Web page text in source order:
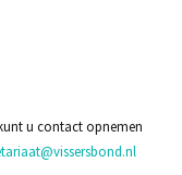
u contact opnemen